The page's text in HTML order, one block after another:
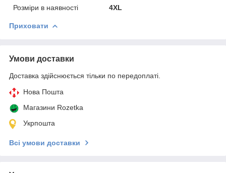
Розміри в наявності
4XL
Приховати
Умови доставки
Доставка здійснюється тільки по передоплаті.
Нова Пошта
Магазини Rozetka
Укрпошта
Всі умови доставки